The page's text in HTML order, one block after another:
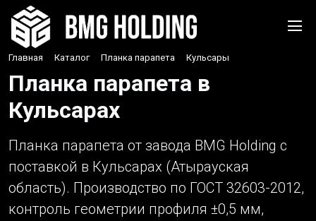
Главная › Каталог › Планка парапета › Кульсары
Планка парапета в
Кульсарах
Планка парапета от завода BMG Holding с
поставкой в Кульсарах (Атырауская
область). Производство по ГОСТ 32603-2012,
контроль геометрии профиля ±0,5 мм,